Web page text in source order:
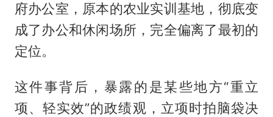
府办公室，原本的农业实训基地，彻底变
成了办公和休闲场所，完全偏离了最初的
定位。
这件事背后，暴露的是某些地方“重立
项、轻实效”的政绩观，立项时拍脑袋决